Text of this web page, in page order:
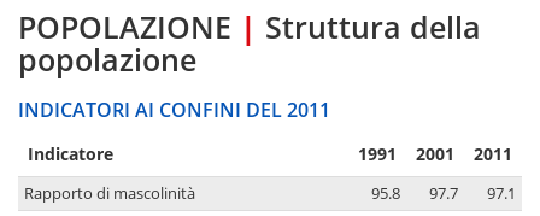
POPOLAZIONE | Struttura della
popolazione
INDICATORI AI CONFINI DEL 2011
Indicatore 1991 2001 2011
Rapporto di mascolinità 95.8 97.7
97.1